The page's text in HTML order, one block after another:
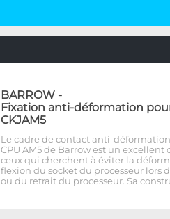
BARROW -
Fixation anti-déformation
CKJAM5
Le cadre de contact anti-
CPU AM5 de Barrow est un excellent
ceux qui cherchent à éviter la
flexion du socket du processeur lors
ou du retrait du processeur. Sa